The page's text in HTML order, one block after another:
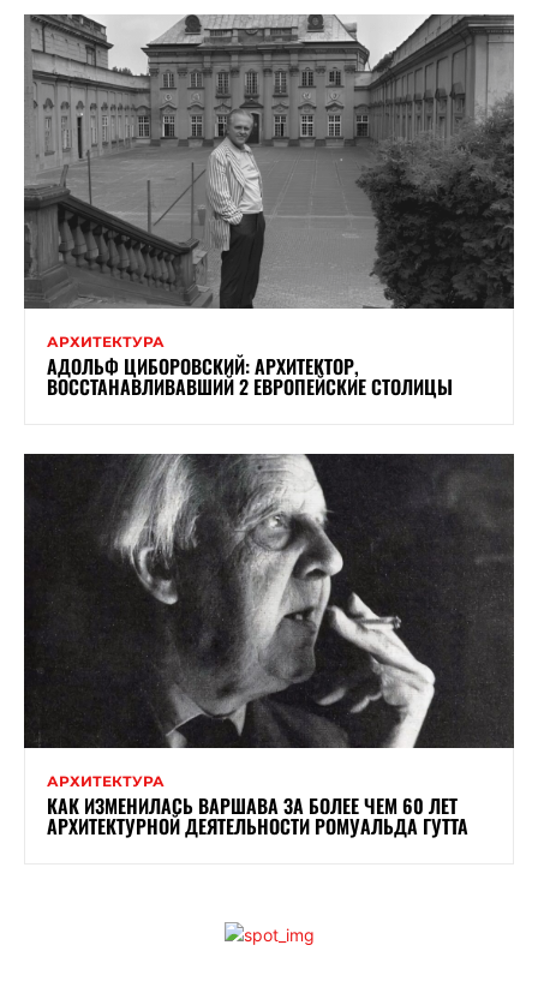
АРХИТЕКТУРА
АДОЛЬФ ЦИБОРОВСКИЙ: АРХИТЕКТОР,
ВОССТАНАВЛИВАВШИЙ 2 ЕВРОПЕЙСКИЕ СТОЛИЦЫ
АРХИТЕКТУРА
КАК ИЗМЕНИЛАСЬ ВАРШАВА ЗА БОЛЕЕ ЧЕМ 60 ЛЕТ
АРХИТЕКТУРНОЙ ДЕЯТЕЛЬНОСТИ РОМУАЛЬДА ГУТТА